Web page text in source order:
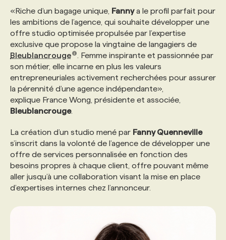
«Riche d’un bagage unique, Fannya le profil parfait pour
les ambitions de l’agence, qui souhaite développer une
offre studio optimisée propulsée par l’expertise
exclusive que propose la vingtaine de langagiers de
Bleublancrouge
. Femme inspirante et passionnée par
son métier, elle incarne en plus les valeurs
entrepreneuriales activement recherchées pour assurer
la pérennité d’une agence indépendante»,
explique France Wong, présidente et associée,
Bleublancrouge.
La création d’un studio mené par Fanny Quenneville
s’inscrit dans la volonté de l’agence de développer une
offre de services personnalisée en fonction des
besoins propres à chaque client, offre pouvant même
aller jusqu’à une collaboration visant la mise en place
d’expertises internes chez l’annonceur.